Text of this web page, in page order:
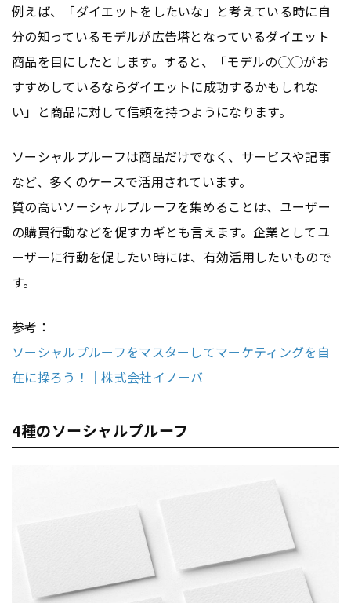
例えば、「ダイエットをしたいな」と考えている時に自
分の知っているモデルが広告塔となっているダイエット
商品を目にしたとします。すると、「モデルの◯◯がお
すすめしているならダイエットに成功するかもしれな
い」と商品に対して信頼を持つようになります。
ソーシャルプルーフは商品だけでなく、サービスや記事
など、多くのケースで活用されています。
質の高いソーシャルプルーフを集めることは、ユーザー
の購買行動などを促すカギとも言えます。企業としてユ
ーザーに行動を促したい時には、有効活用したいもので
す。
参考：
ソーシャルプルーフをマスターしてマーケティングを自
在に操ろう！｜株式会社イノーバ
4種のソーシャルプルーフ